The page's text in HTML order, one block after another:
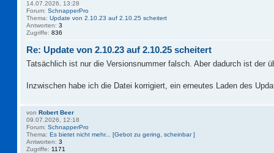
14.07.2026, 13:28
Forum: SchnapperPro
Thema: Update von 2.10.23 auf 2.10.25 scheitert
Antworten: 3
Zugriffe: 836
Re: Update von 2.10.23 auf 2.10.25 scheitert
Tatsächlich ist nur die Versionsnummer falsch. Aber dadurch ist der
Inzwischen habe ich die Datei korrigiert, ein erneutes Laden des
von Robert Beer
09.07.2026, 12:18
Forum: SchnapperPro
Thema: Es bietet nicht mehr... [Gebot zu gering, scheinbar ]
Antworten: 3
Zugriffe: 1171